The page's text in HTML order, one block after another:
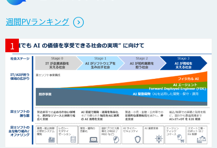
週間PVランキング